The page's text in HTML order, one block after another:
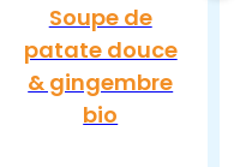
Soupe de
patate douce
& gingembre
bio